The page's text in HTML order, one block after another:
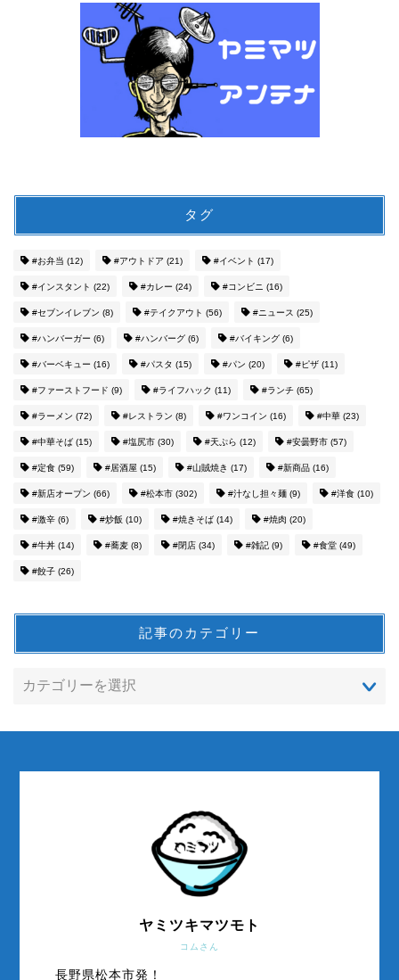
タグ
#お弁当 (12) #アウトドア (21) #イベント (17)
#インスタント (22) #カレー (24) #コンビニ (16)
#セブンイレブン (8) #テイクアウト (56) #ニュース (25)
#ハンバーガー (6) #ハンバーグ (6) #バイキング (6)
#バーベキュー (16) #パスタ (15) #パン (20) #ピザ (11)
#ファーストフード (9) #ライフハック (11) #ランチ (65)
#ラーメン (72) #レストラン (8) #ワンコイン (16) #中華 (23)
#中華そば (15) #塩尻市 (30) #天ぷら (12) #安曇野市 (57)
#定食 (59) #居酒屋 (15) #山賊焼き (17) #新商品 (16)
#新店オープン (66) #松本市 (302) #汁なし担々麺 (9) #洋食 (10)
#激辛 (6) #炒飯 (10) #焼きそば (14) #焼肉 (20)
#牛丼 (14) #蕎麦 (8) #閉店 (34) #雑記 (9) #食堂 (49)
#餃子 (26)
記事のカテゴリー
コムさん
ヤミツキマツモト
長野県松本市発！